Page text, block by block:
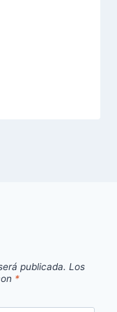
publicada. Los
*